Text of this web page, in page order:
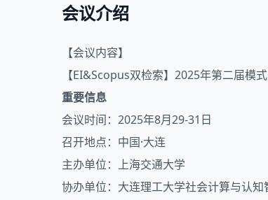
会议介绍
【会议内容】
【EI&Scopus双检索】2025年第二届模
重要信息
会议时间：2025年8月29-31日
召开地点：中国·大连
主办单位：上海交通大学
协办单位：大连理工大学社会计算与认